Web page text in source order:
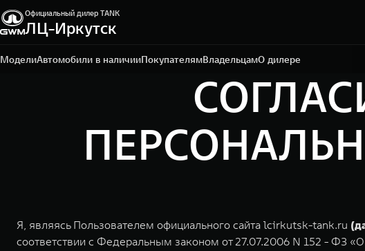
Официальный дилер TANK
ЛЦ-Иркутск
МоделиАвтомобили в наличииПокупателямВладельцамО дилере
Иркутск, ул. Ширямова, 32/5
+7 395 250-07-00
Я, являясь Пользователем официального сайта lcirkutsk-tank.ru
соответствии с Федеральным законом от 27.07.2006 N 152 - ФЗ